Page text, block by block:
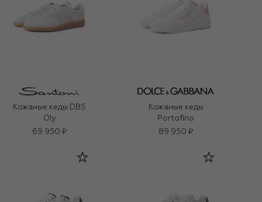
Кожаные кеды DBS
Oly
69 950 ₽
Кожаные кеды
Portofino
89 950 ₽